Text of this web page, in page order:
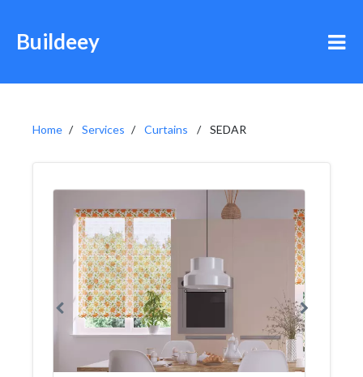
Buildeey
Home Services Curtains SEDAR